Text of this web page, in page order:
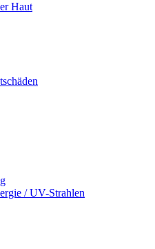
Haut
/ UV-Strahlen